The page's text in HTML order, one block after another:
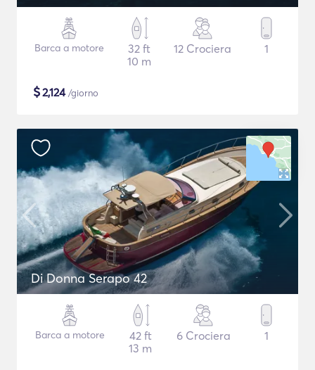
Barca a motore
32 ft
10 m
12 Crociera 1
$2,124/giorno
Di Donna Serapo 42
Barca a motore
42 ft
13 m
6 Crociera 1